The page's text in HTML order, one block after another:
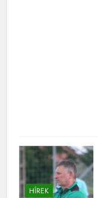
HÍREK